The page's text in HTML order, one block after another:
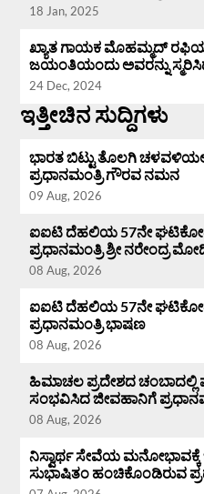
18 Jan, 2025
ಖ್ಯಾತ ಗಾಯಕ ಮೊಹಮ್ಮದ್
ಜಯಂತಿಯಂದು ಅವರನ್ನು
24 Dec, 2024
ಇತ್ತೀಚಿನ ಸುದ್ದಿಗಳು
ಭಾರತ ಬಿಟ್ಟು ತೊಲಗಿ
ಪ್ರಧಾನಮಂತ್ರಿ ಗೌರವ ನಮನ
09 Aug, 2026
ಐಐಟಿ ದೆಹಲಿಯ 57ನೇ
ಪ್ರಧಾನಮಂತ್ರಿ ಶ್ರೀ ನರೇಂದ್ರ
08 Aug, 2026
ಐಐಟಿ ದೆಹಲಿಯ 57ನೇ
ಪ್ರಧಾನಮಂತ್ರಿ ಭಾಷಣ
08 Aug, 2026
ಹಿಮಾಚಲ ಪ್ರದೇಶದ
ಸಂಭವಿಸಿದ ಜೀವಹಾನಿಗೆ
08 Aug, 2026
ನಿಸ್ವಾರ್ಥ ಸೇವೆಯ ಮನೋಭಾವಕ್ಕೆ
ಸುಭಾಷಿತಂ ಹಂಚಿಕೊಂಡಿರುವ